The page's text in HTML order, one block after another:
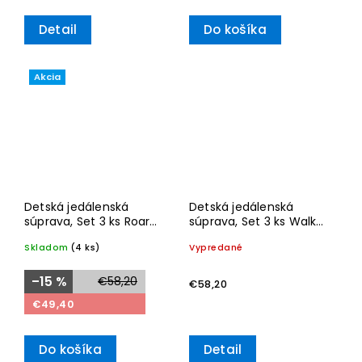
Detail Do košíka
Akcia
Detská jedálenská
súprava, Set 3 ks Roar
Boch
Skladom (4 ks)
€58,20
–15 %
€49,40
Do košíka
Detská jedálenská
súprava, Set 3 ks Walk
Villeroy & Boch
Vypredané
€58,20
Detail